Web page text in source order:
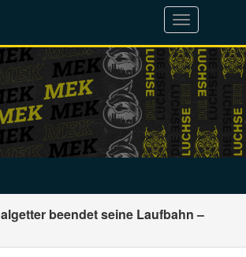
Toggle
navigation
beendet seine Laufbahn –